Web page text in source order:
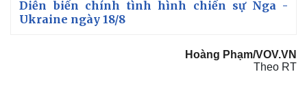
Diễn biến chính tình hình chiến sự Nga -
Ukraine ngày 18/8
Hoàng Phạm/VOV.VN
Theo RT